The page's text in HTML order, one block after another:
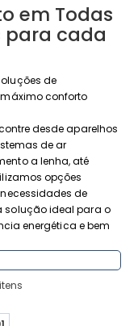
em Todas
para cada
de
conforto
desde aparelhos
de ar
a lenha, até
opções
de
solução ideal para o
energética e bem
itens